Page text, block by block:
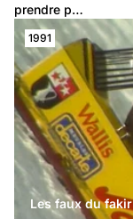
prendre p…
1991
Les faux du fakir